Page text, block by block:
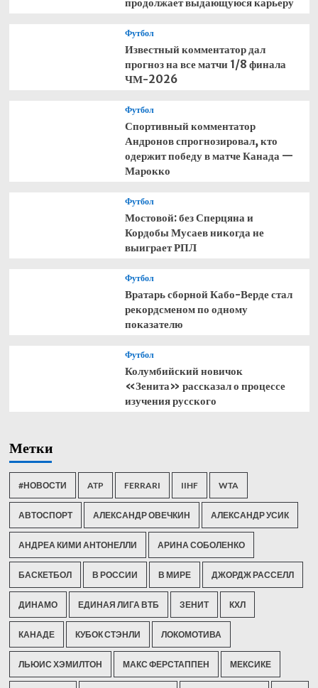
Футбол
Известный комментатор дал
прогноз на все матчи 1/8 финала
ЧМ-2026
Футбол
Спортивный комментатор
Андронов спрогнозировал, кто
одержит победу в матче Канада —
Марокко
Футбол
Мостовой: без Сперцяна и
Кордобы Мусаев никогда не
выиграет РПЛ
Футбол
Вратарь сборной Кабо-Верде стал
рекордсменом по одному
показателю
Футбол
Колумбийский новичок
«Зенита» рассказал о процессе
изучения русского
Метки
#НОВОСТИ ATP FERRARI IIHF WTA
АВТОСПОРТ АЛЕКСАНДР ОВЕЧКИН АЛЕКСАНДР УСИК
АНДРЕА КИМИ АНТОНЕЛЛИ АРИНА СОБОЛЕНКО
БАСКЕТБОЛ В РОССИИ В МИРЕ ДЖОРДЖ РАССЕЛЛ
ДИНАМО ЕДИНАЯ ЛИГА ВТБ ЗЕНИТ КХЛ
КАНАДЕ КУБОК СТЭНЛИ ЛОКОМОТИВА
ЛЬЮИС ХЭМИЛТОН МАКС ФЕРСТАППЕН МЕКСИКЕ